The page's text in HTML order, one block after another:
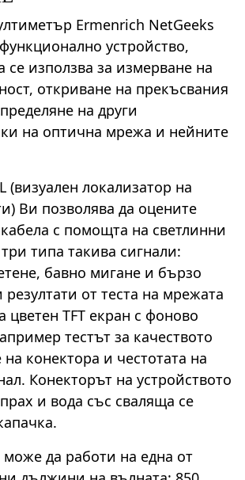
Ermenrich NetGeeks
устройство,
се използва за измерване на
откриване на прекъсвания
на други
на оптична мрежа и нейните
(визуален локализатор на
Ви позволява да оцените
с помощта на светлинни
типа такива сигнали:
бавно мигане и бързо
от теста на мрежата
цветен TFT екран с фоново
тестът за качеството
конектора и честотата на
Конекторът на устройството
и вода със сваляща се
може да работи на една от